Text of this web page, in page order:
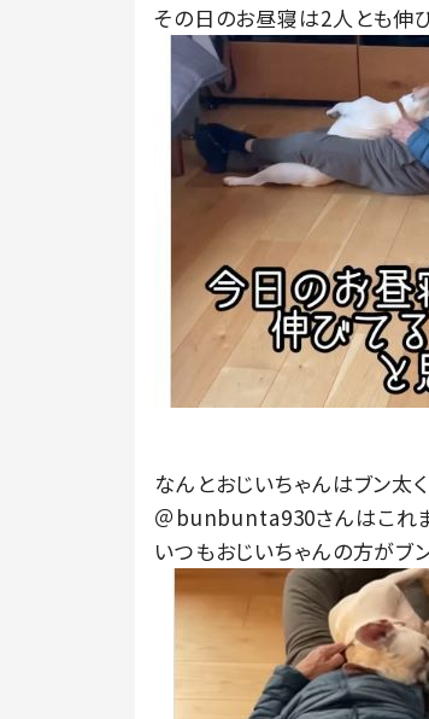
その日のお昼寝は2人とも伸
なんとおじいちゃんはブン太
＠bunbunta930さんはこれま
いつもおじいちゃんの方がブ